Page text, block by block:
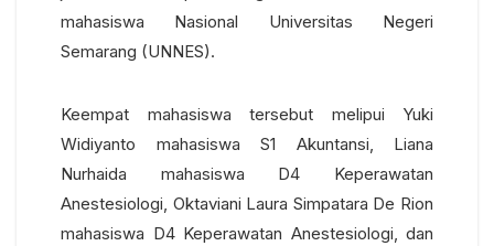
mahasiswa Nasional Universitas Negeri
Semarang (UNNES).
Keempat mahasiswa tersebut melipui Yuki
Widiyanto mahasiswa S1 Akuntansi, Liana
Nurhaida mahasiswa D4 Keperawatan
Anestesiologi, Oktaviani Laura Simpatara De Rion
mahasiswa D4 Keperawatan Anestesiologi, dan